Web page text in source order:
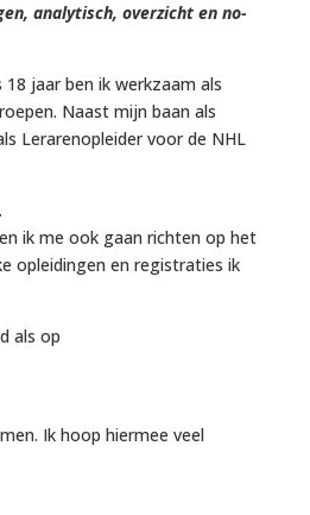
analytisch, overzicht en no-
jaar ben ik werkzaam als
Naast mijn baan als
Lerarenopleider voor de NHL
ik me ook gaan richten op het
opleidingen en registraties ik
als op
Ik hoop hiermee veel